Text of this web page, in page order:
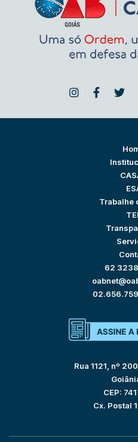
Trabalhe
62
Rua 1121, nº
CEP:
Cx. Postal